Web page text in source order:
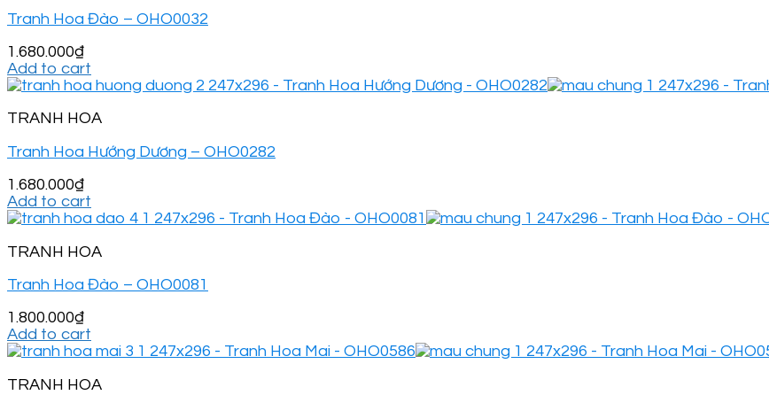
Tranh Hoa Đào – OHO0032
1.680.000₫
Add to cart
TRANH HOA
Tranh Hoa Hướng Dương – OHO0282
1.680.000₫
Add to cart
TRANH HOA
Tranh Hoa Đào – OHO0081
1.800.000₫
Add to cart
TRANH HOA